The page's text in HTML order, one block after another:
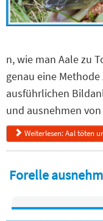
n, wie man Aale zu
genau eine
ausführlichen
und ausnehmen
Weiterlesen: Aal töten
Forelle